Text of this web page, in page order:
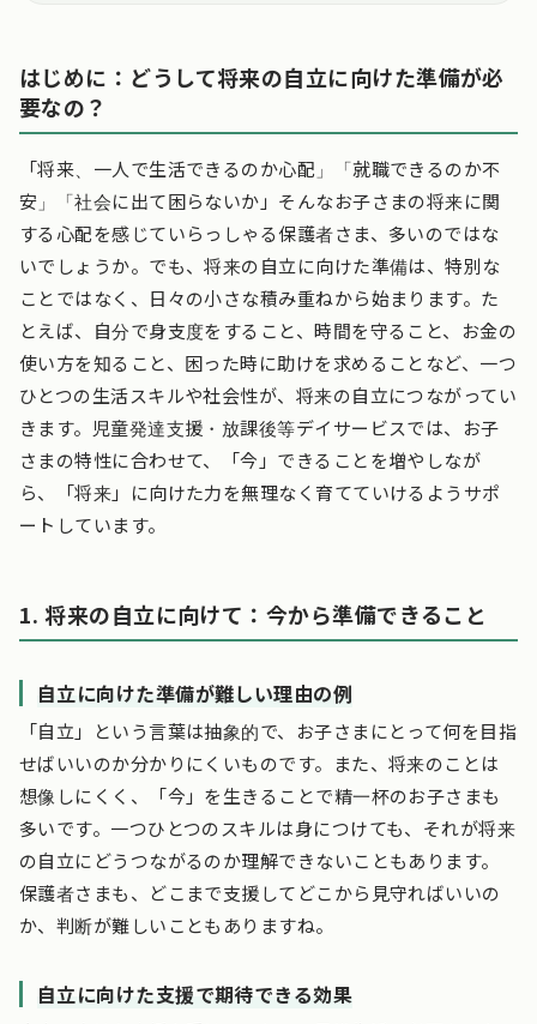
はじめに：どうして将来の自立に向けた準備が必
要なの？
「将来、一人で生活できるのか心配」「就職できるのか不
安」「社会に出て困らないか」そんなお子さまの将来に関
する心配を感じていらっしゃる保護者さま、多いのではな
いでしょうか。でも、将来の自立に向けた準備は、特別な
ことではなく、日々の小さな積み重ねから始まります。た
とえば、自分で身支度をすること、時間を守ること、お金の
使い方を知ること、困った時に助けを求めることなど、一つ
ひとつの生活スキルや社会性が、将来の自立につながってい
きます。児童発達支援・放課後等デイサービスでは、お子
さまの特性に合わせて、「今」できることを増やしなが
ら、「将来」に向けた力を無理なく育てていけるようサポ
ートしています。
1. 将来の自立に向けて：今から準備できること
自立に向けた準備が難しい理由の例
「自立」という言葉は抽象的で、お子さまにとって何を目指
せばいいのか分かりにくいものです。また、将来のことは
想像しにくく、「今」を生きることで精一杯のお子さまも
多いです。一つひとつのスキルは身につけても、それが将来
の自立にどうつながるのか理解できないこともあります。
保護者さまも、どこまで支援してどこから見守ればいいの
か、判断が難しいこともありますね。
自立に向けた支援で期待できる効果